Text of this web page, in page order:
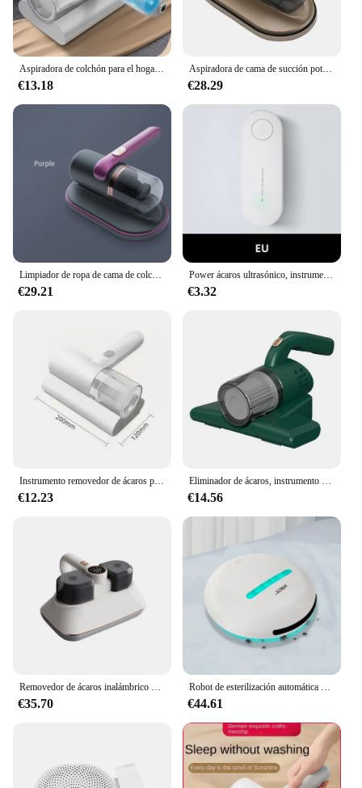
Aspiradora de colchón para el hogar, eliminador de ácaros eléctrico, inalámbrico, de mano, esterilización Uv, removedor de cama
€13.18
Aspiradora de cama de succión potente de 10KPa, elimina el polvo de la caspa del pelo, desinfectante UV de mano, mata bacterias, moldes para ácaros
€28.29
Limpiador de ropa de cama de colchón doméstico, máquina de esterilización ultravioleta, removedor de ácaros inalámbrico de mano pequeño, carga USB portátil
€29.21
Power ácaros ultrasónico, instrumento antipolvo, aspirador inalámbrico, fuerte succión, removedor de ácaros, multiusos
€3.32
Instrumento removedor de ácaros para el hogar, esterilización UV, desinfección, aspiradora, removedores de ácaros, 20000PA, 220V
€12.23
Eliminador de ácaros, instrumento de eliminación de ácaros ultravioleta recargable, potente aspirador de ácaros para el hogar, para limpieza de sofá y cama
€14.56
Removedor de ácaros inalámbrico de doble taza, herramienta de eliminación de ácaros, aspiradora doméstica montada en cama, esterilización para eliminar ácaros, 2024
€35.70
Robot de esterilización automática y eliminación de ácaros, instrumento inalámbrico de eliminación de ácaros, aspiradora para limpieza del hogar
€44.61